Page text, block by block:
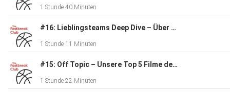
1 Stunde 40 Minuten
#16: Lieblingsteams Deep Dive – Über die Nets, Suns, Rockets und die Doku "Tony Parker - The Final Shot
1 Stunde 11 Minuten
#15: Off Topic – Unsere Top 5 Filme des Jahres
1 Stunde 22 Minuten